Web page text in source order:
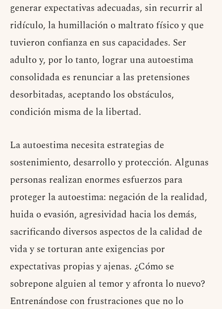
generar expectativas adecuadas, sin recurrir al
ridículo, la humillación o maltrato físico y que
tuvieron confianza en sus capacidades. Ser
adulto y, por lo tanto, lograr una autoestima
consolidada es renunciar a las pretensiones
desorbitadas, aceptando los obstáculos,
condición misma de la libertad.
La autoestima necesita estrategias de
sostenimiento, desarrollo y protección. Algunas
personas realizan enormes esfuerzos para
proteger la autoestima: negación de la realidad,
huida o evasión, agresividad hacia los demás,
sacrificando diversos aspectos de la calidad de
vida y se torturan ante exigencias por
expectativas propias y ajenas. ¿Cómo se
sobrepone alguien al temor y afronta lo nuevo?
Entrenándose con frustraciones que no lo